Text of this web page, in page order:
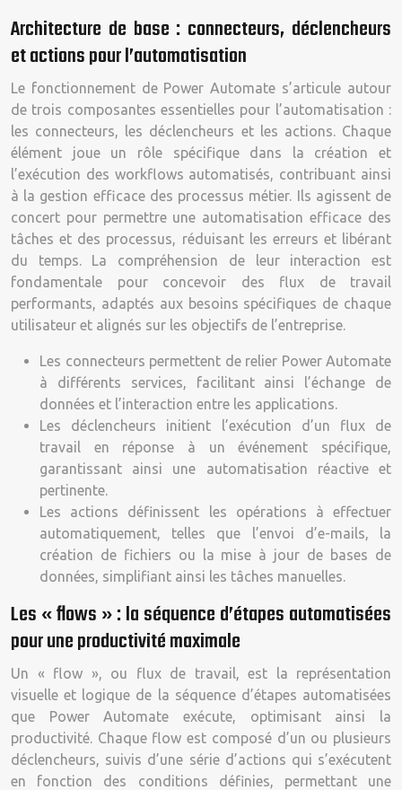
Architecture de base : connecteurs, déclencheurs
et actions pour l’automatisation
Le fonctionnement de Power Automate s’articule autour
de trois composantes essentielles pour l’automatisation :
les connecteurs, les déclencheurs et les actions. Chaque
élément joue un rôle spécifique dans la création et
l’exécution des workflows automatisés, contribuant ainsi
à la gestion efficace des processus métier. Ils agissent de
concert pour permettre une automatisation efficace des
tâches et des processus, réduisant les erreurs et libérant
du temps. La compréhension de leur interaction est
fondamentale pour concevoir des flux de travail
performants, adaptés aux besoins spécifiques de chaque
utilisateur et alignés sur les objectifs de l’entreprise.
Les connecteurs permettent de relier Power Automate
à différents services, facilitant ainsi l’échange de
données et l’interaction entre les applications.
Les déclencheurs initient l’exécution d’un flux de
travail en réponse à un événement spécifique,
garantissant ainsi une automatisation réactive et
pertinente.
Les actions définissent les opérations à effectuer
automatiquement, telles que l’envoi d’e-mails, la
création de fichiers ou la mise à jour de bases de
données, simplifiant ainsi les tâches manuelles.
Les « flows » : la séquence d’étapes automatisées
pour une productivité maximale
Un « flow », ou flux de travail, est la représentation
visuelle et logique de la séquence d’étapes automatisées
que Power Automate exécute, optimisant ainsi la
productivité. Chaque flow est composé d’un ou plusieurs
déclencheurs, suivis d’une série d’actions qui s’exécutent
en fonction des conditions définies, permettant une